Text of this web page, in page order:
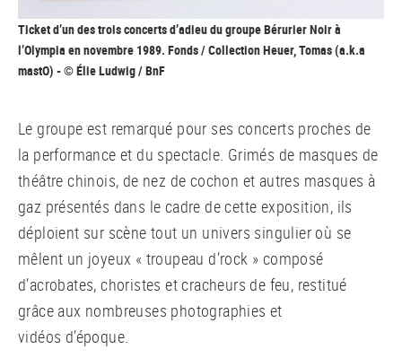
Ticket d’un des trois concerts d’adieu du groupe Bérurier Noir à
l’Olympia en novembre 1989. Fonds / Collection Heuer, Tomas (a.k.a
mastO) - © Élie Ludwig / BnF
Le groupe est remarqué pour ses concerts proches de
la performance et du spectacle. Grimés de masques de
théâtre chinois, de nez de cochon et autres masques à
gaz présentés dans le cadre de cette exposition, ils
déploient sur scène tout un univers singulier où se
mêlent un joyeux « troupeau d’rock » composé
d’acrobates, choristes et cracheurs de feu, restitué
grâce aux nombreuses photographies et
vidéos d’époque.